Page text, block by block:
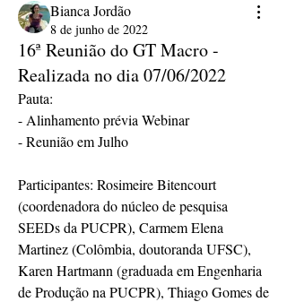
Bianca Jordão
8 de junho de 2022
16ª Reunião do GT Macro -
Realizada no dia 07/06/2022
Pauta:
- Alinhamento prévia Webinar
- Reunião em Julho
Participantes: Rosimeire Bitencourt
(coordenadora do núcleo de pesquisa
SEEDs da PUCPR), Carmem Elena
Martinez (Colômbia, doutoranda UFSC),
Karen Hartmann (graduada em Engenharia
de Produção na PUCPR), Thiago Gomes de